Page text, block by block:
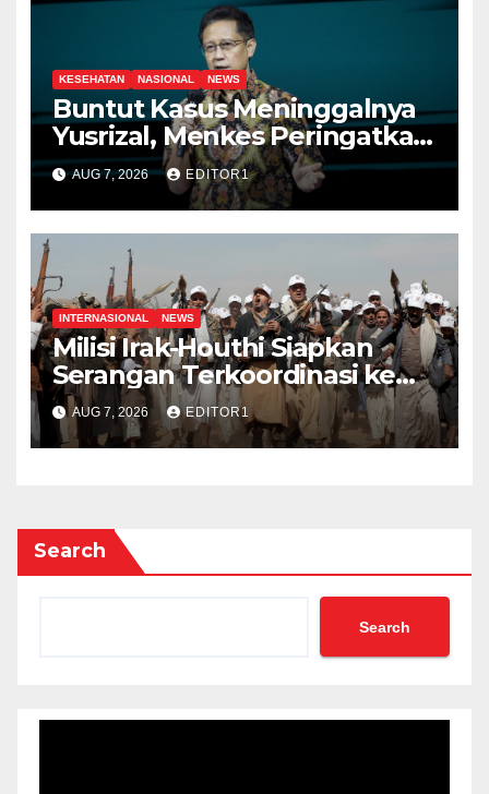
KESEHATAN NASIONAL NEWS
Buntut Kasus Meninggalnya
Yusrizal, Menkes Peringatkan
Nakes Harus Punya Empati
AUG 7, 2026 EDITOR1
INTERNASIONAL NEWS
Milisi Irak-Houthi Siapkan
Serangan Terkoordinasi ke
Arab Saudi
AUG 7, 2026 EDITOR1
Search
Search